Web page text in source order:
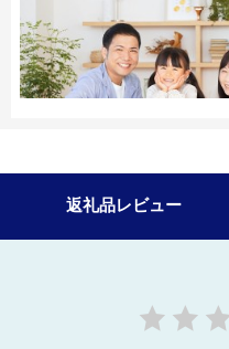
返礼品レビュー